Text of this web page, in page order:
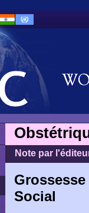
Note par
Social